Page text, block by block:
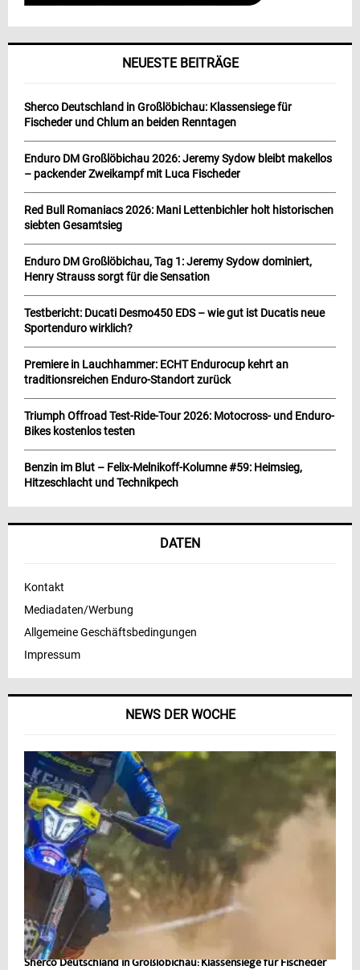
NEWS DER WOCHE
Sherco Deutschland in Großlöbichau: Klassensiege für Fischeder
NEUESTE BEITRÄGE
Sherco Deutschland in Großlöbichau: Klassensiege für
Fischeder und Chlum an beiden Renntagen
Enduro DM Großlöbichau 2026: Jeremy Sydow bleibt makellos
– packender Zweikampf mit Luca Fischeder
Red Bull Romaniacs 2026: Mani Lettenbichler holt historischen
siebten Gesamtsieg
Enduro DM Großlöbichau, Tag 1: Jeremy Sydow dominiert,
Henry Strauss sorgt für die Sensation
Testbericht: Ducati Desmo450 EDS – wie gut ist Ducatis neue
Sportenduro wirklich?
Premiere in Lauchhammer: ECHT Endurocup kehrt an
traditionsreichen Enduro-Standort zurück
Triumph Offroad Test-Ride-Tour 2026: Motocross- und Enduro-
Bikes kostenlos testen
Benzin im Blut – Felix-Melnikoff-Kolumne #59: Heimsieg,
Hitzeschlacht und Technikpech
DATEN
Kontakt
Mediadaten/Werbung
Allgemeine Geschäftsbedingungen
Impressum